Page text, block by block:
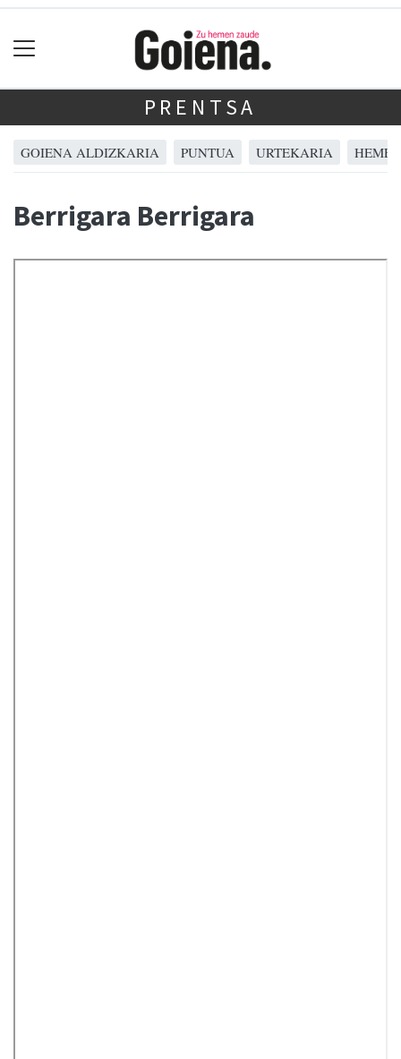
PRENTSA
GOIENA ALDIZKARIA PUNTUA URTEKARIA
Berrigara Berrigara